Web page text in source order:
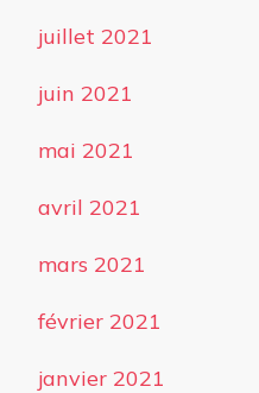
juillet 2021
juin 2021
mai 2021
avril 2021
mars 2021
février 2021
janvier 2021